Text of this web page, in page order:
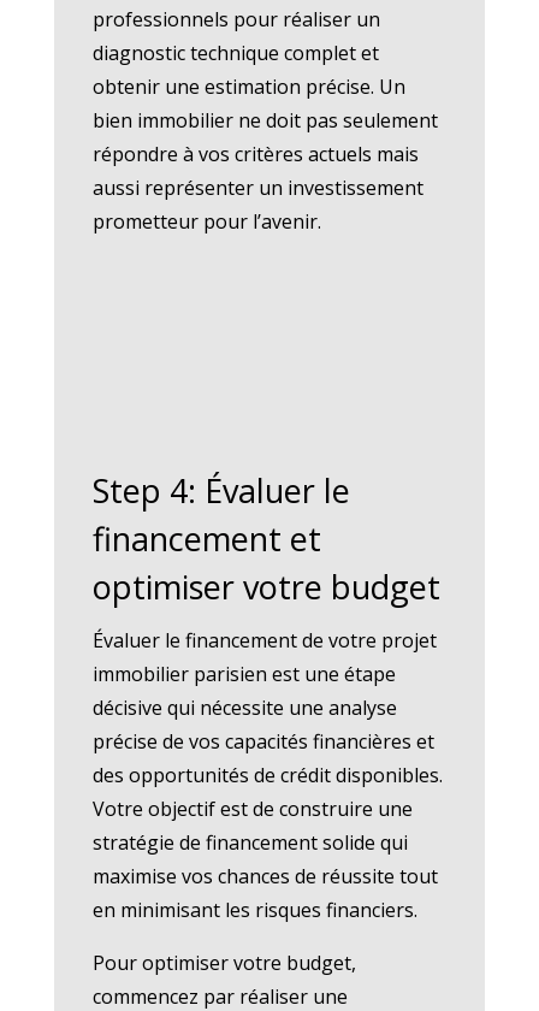
professionnels pour réaliser un
diagnostic technique complet et
obtenir une estimation précise. Un
bien immobilier ne doit pas seulement
répondre à vos critères actuels mais
aussi représenter un investissement
prometteur pour l’avenir.
Step 4: Évaluer le
financement et
optimiser votre budget
Évaluer le financement de votre projet
immobilier parisien est une étape
décisive qui nécessite une analyse
précise de vos capacités financières et
des opportunités de crédit disponibles.
Votre objectif est de construire une
stratégie de financement solide qui
maximise vos chances de réussite tout
en minimisant les risques financiers.
Pour optimiser votre budget,
commencez par réaliser une